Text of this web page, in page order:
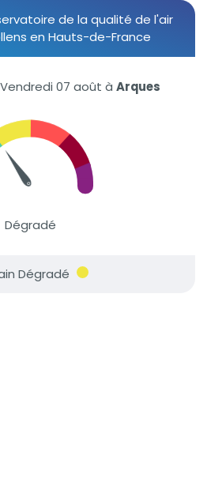
de la qualité de l'air
en Hauts-de-France
07 août à Arques
Dégradé
Dégradé